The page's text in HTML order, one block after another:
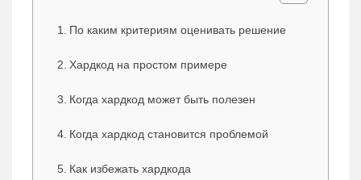
По каким критериям оценивать решение
Хардкод на простом примере
Когда хардкод может быть полезен
Когда хардкод становится проблемой
Как избежать хардкода